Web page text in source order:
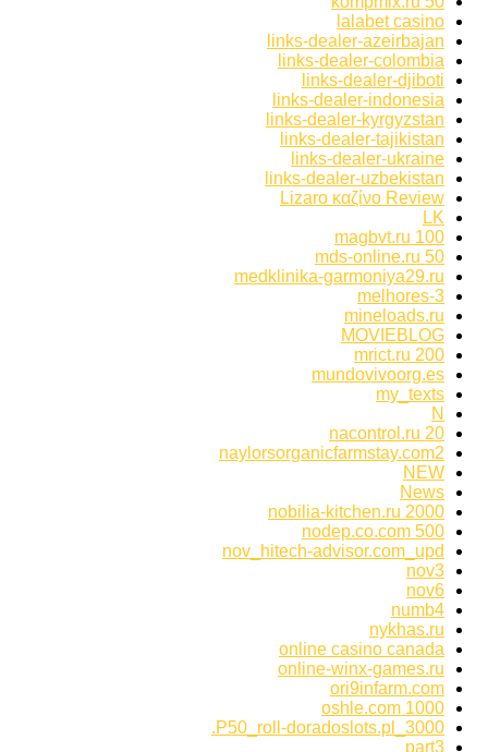
lalabet casino
links-dealer-azeirbajan
links-dealer-colombia
links-dealer-djiboti
links-dealer-indonesia
links-dealer-kyrgyzstan
links-dealer-tajikistan
links-dealer-ukraine
links-dealer-uzbekistan
Lizaro καζίνο Review
LK
magbvt.ru 100
mds-online.ru 50
medklinika-garmoniya29.ru
melhores-3
mineloads.ru
MOVIEBLOG
mrict.ru 200
mundovivoorg.es
my_texts
N
nacontrol.ru 20
naylorsorganicfarmstay.com2
NEW
News
nobilia-kitchen.ru 2000
nodep.co.com 500
nov_hitech-advisor.com_upd
nov3
nov6
numb4
nykhas.ru
online casino canada
online-winx-games.ru
ori9infarm.com
oshle.com 1000
P50_roll-doradoslots.pl_3000.
part3